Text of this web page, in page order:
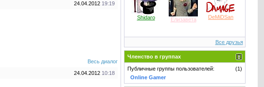
24.04.2012 19:19
Весь диалог
24.04.2012 10:18
Shidaro Елизавета DeMiDSan
Все друзья
Членство в группах
(1)
Публичные группы пользователей:
Online Gamer